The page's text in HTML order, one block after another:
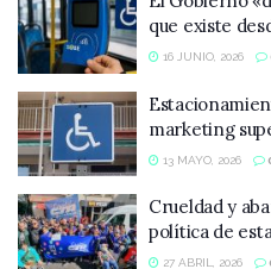
que existe
16 JUNIO, 2026
marketing
13 MAYO, 2026
Crueldad y
política de
27 ABRIL, 2026